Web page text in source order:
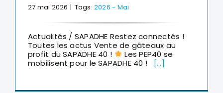
27 mai 2026 | Tags:2026 - Mai
Actualités / SAPADHE Restez connectés !
Toutes les actus Vente de gâteaux au
profit du SAPADHE 40 !
Les PEP40 se
mobilisent pour le SAPADHE 40 !
[...]